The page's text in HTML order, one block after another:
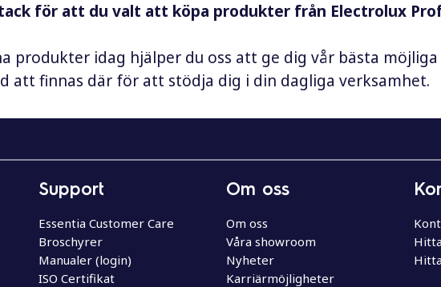
för att du valt att köpa produkter från Electrolux
produkter idag hjälper du oss att ge dig vår bästa möjliga
att finnas där för att stödja dig i din dagliga verksamhet.
Support
Essentia Customer Care
Broschyrer
Manualer (login)
ISO Certifikat
Om oss
Om oss
Våra showroom
Nyheter
Karriärmöjligheter